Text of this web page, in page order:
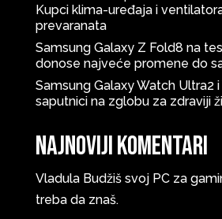
Kupci klima-uređaja i
prevaranata
Samsung Galaxy Z Fold8 na
donose najveće promene do
Samsung Galaxy Watch Ultra2
saputnici na zglobu za zdraviji
Najnoviji komentari
Vladula Budžiš svoj PC za
treba da znaš.